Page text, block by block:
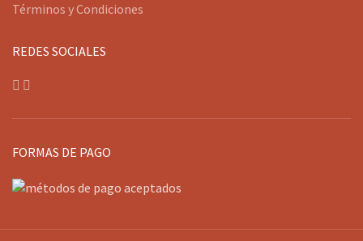
Términos y Condiciones
REDES SOCIALES
FORMAS DE PAGO